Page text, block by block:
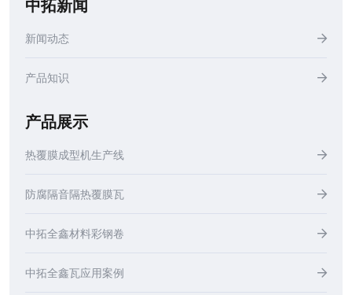
中拓新闻
新闻动态
产品知识
产品展示
热覆膜成型机生产线
防腐隔音隔热覆膜瓦
中拓全鑫材料彩钢卷
中拓全鑫瓦应用案例